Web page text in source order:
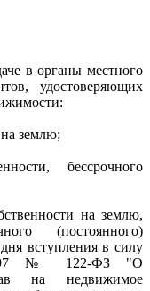
в органы местного
удостоверяющих
на землю;
бессрочного
на землю,
(постоянного)
вступления в силу
№ 122-ФЗ "О
на недвижимое